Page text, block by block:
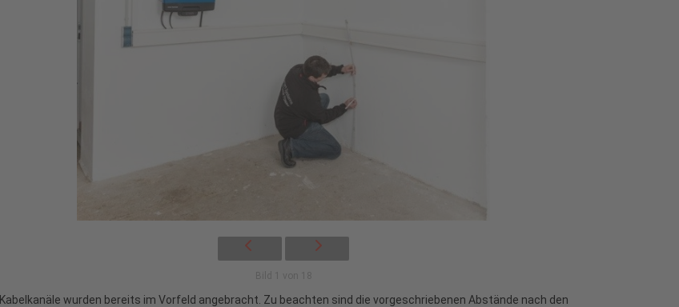
Kabelkanäle wurden bereits im Vorfeld angebracht. Zu beachten sind die vorgeschriebenen Abstände nach den